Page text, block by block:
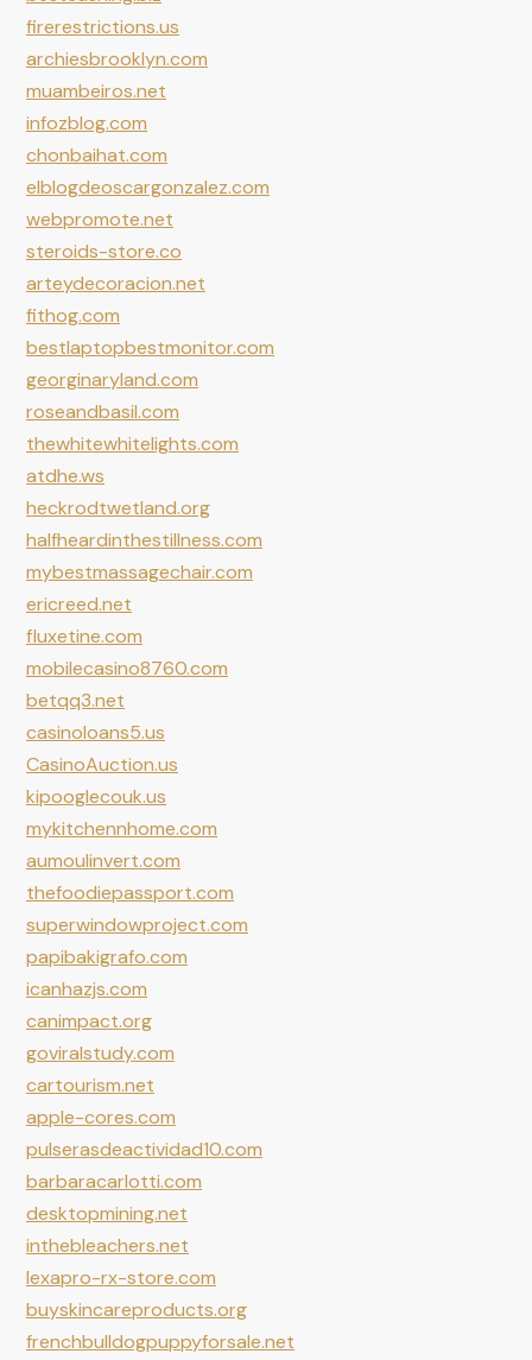
firerestrictions.us
archiesbrooklyn.com
muambeiros.net
infozblog.com
chonbaihat.com
elblogdeoscargonzalez.com
webpromote.net
steroids-store.co
arteydecoracion.net
fithog.com
bestlaptopbestmonitor.com
georginaryland.com
roseandbasil.com
thewhitewhitelights.com
atdhe.ws
heckrodtwetland.org
halfheardinthestillness.com
mybestmassagechair.com
ericreed.net
fluxetine.com
mobilecasino8760.com
betqq3.net
casinoloans5.us
CasinoAuction.us
kipooglecouk.us
mykitchennhome.com
aumoulinvert.com
thefoodiepassport.com
superwindowproject.com
papibakigrafo.com
icanhazjs.com
canimpact.org
goviralstudy.com
cartourism.net
apple-cores.com
pulserasdeactividad10.com
barbaracarlotti.com
desktopmining.net
inthebleachers.net
lexapro-rx-store.com
buyskincareproducts.org
frenchbulldogpuppyforsale.net